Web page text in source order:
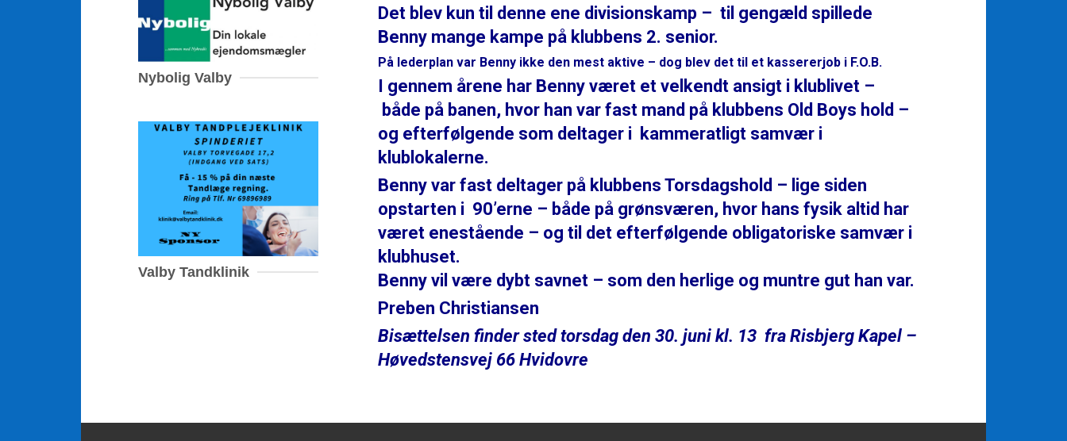
Det blev kun til denne ene divisionskamp – til gengæld spillede
Benny mange kampe på klubbens 2. senior.
På lederplan var Benny ikke den mest aktive – dog blev det til et kassererjob i F.O.B.
I gennem årene har Benny været et velkendt ansigt i klublivet –
både på banen, hvor han var fast mand på klubbens Old Boys hold –
og efterfølgende som deltager i kammeratligt samvær i
klublokalerne.
Benny var fast deltager på klubbens Torsdagshold – lige siden
opstarten i 90’erne – både på grønsværen, hvor hans fysik altid har
været enestående – og til det efterfølgende obligatoriske samvær i
klubhuset.
Benny vil være dybt savnet – som den herlige og muntre gut han var.
Preben Christiansen
Bisættelsen finder sted torsdag den 30. juni kl. 13 fra Risbjerg Kapel –
Høvedstensvej 66 Hvidovre
Nybolig Valby
Valby Tandklinik